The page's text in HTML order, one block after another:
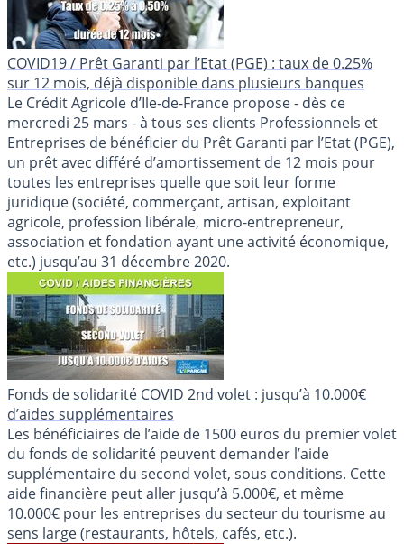
COVID19 / Prêt Garanti par l’Etat (PGE) : taux de 0.25%
sur 12 mois, déjà disponible dans plusieurs banques
Le Crédit Agricole d’Ile-de-France propose - dès ce
mercredi 25 mars - à tous ses clients Professionnels et
Entreprises de bénéficier du Prêt Garanti par l’Etat (PGE),
un prêt avec différé d’amortissement de 12 mois pour
toutes les entreprises quelle que soit leur forme
juridique (société, commerçant, artisan, exploitant
agricole, profession libérale, micro-entrepreneur,
association et fondation ayant une activité économique,
etc.) jusqu’au 31 décembre 2020.
Fonds de solidarité COVID 2nd volet : jusqu’à 10.000€
d’aides supplémentaires
Les bénéficiaires de l’aide de 1500 euros du premier volet
du fonds de solidarité peuvent demander l’aide
supplémentaire du second volet, sous conditions. Cette
aide financière peut aller jusqu’à 5.000€, et même
10.000€ pour les entreprises du secteur du tourisme au
sens large (restaurants, hôtels, cafés, etc.).